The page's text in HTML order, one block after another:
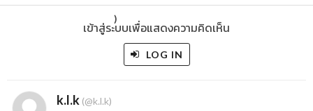
)
เข้าสู่ระบบเพื่อแสดงความคิดเห็น
LOG IN
k.l.k (@k.l.k)